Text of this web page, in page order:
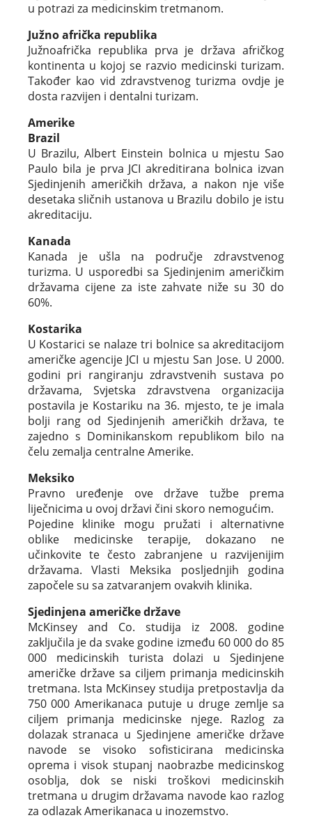
u potrazi za medicinskim tretmanom.
Južno afrička republika
Južnoafrička republika prva je država afričkog
kontinenta u kojoj se razvio medicinski turizam.
Također kao vid zdravstvenog turizma ovdje je
dosta razvijen i dentalni turizam.
Amerike
Brazil
U Brazilu, Albert Einstein bolnica u mjestu Sao
Paulo bila je prva JCI akreditirana bolnica izvan
Sjedinjenih američkih država, a nakon nje više
desetaka sličnih ustanova u Brazilu dobilo je istu
akreditaciju.
Kanada
Kanada je ušla na područje zdravstvenog
turizma. U usporedbi sa Sjedinjenim američkim
državama cijene za iste zahvate niže su 30 do
60%.
Kostarika
U Kostarici se nalaze tri bolnice sa akreditacijom
američke agencije JCI u mjestu San Jose. U 2000.
godini pri rangiranju zdravstvenih sustava po
državama, Svjetska zdravstvena organizacija
postavila je Kostariku na 36. mjesto, te je imala
bolji rang od Sjedinjenih američkih država, te
zajedno s Dominikanskom republikom bilo na
čelu zemalja centralne Amerike.
Meksiko
Pravno uređenje ove države tužbe prema
liječnicima u ovoj državi čini skoro nemogućim.
Pojedine klinike mogu pružati i alternativne
oblike medicinske terapije, dokazano ne
učinkovite te često zabranjene u razvijenijim
državama. Vlasti Meksika posljednjih godina
započele su sa zatvaranjem ovakvih klinika.
Sjedinjena američke države
McKinsey and Co. studija iz 2008. godine
zaključila je da svake godine između 60 000 do 85
000 medicinskih turista dolazi u Sjedinjene
američke države sa ciljem primanja medicinskih
tretmana. Ista McKinsey studija pretpostavlja da
750 000 Amerikanaca putuje u druge zemlje sa
ciljem primanja medicinske njege. Razlog za
dolazak stranaca u Sjedinjene američke države
navode se visoko sofisticirana medicinska
oprema i visok stupanj naobrazbe medicinskog
osoblja, dok se niski troškovi medicinskih
tretmana u drugim državama navode kao razlog
za odlazak Amerikanaca u inozemstvo.